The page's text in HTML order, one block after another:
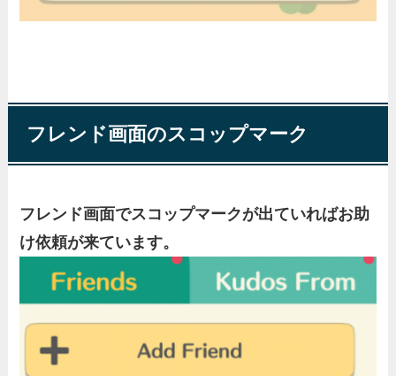
フレンド画面のスコップマーク
フレンド画面でスコップマークが出ていればお助
け依頼が来ています。